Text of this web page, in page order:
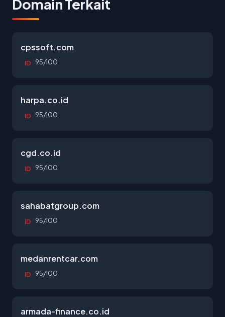
Domain Terkait
cpssoft.com
ID 95/100
harpa.co.id
ID 95/100
cgd.co.id
ID 95/100
sahabatgroup.com
ID 95/100
medanrentcar.com
ID 95/100
armada-finance.co.id